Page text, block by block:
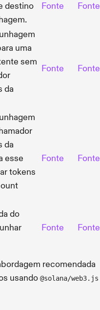
destino
Fonte Fonte
uma
sem
da
Fonte Fonte
da
esse
tokens
Fonte Fonte
do
Fonte Fonte
recomendada
usando @solana/web3.js